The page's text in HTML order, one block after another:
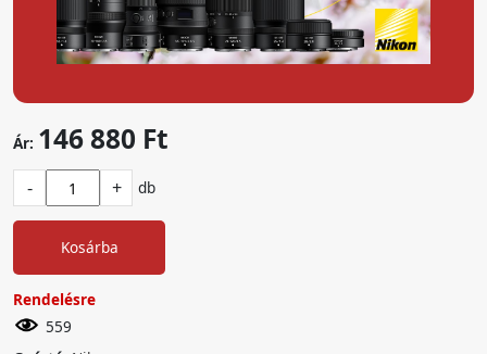
Ár: 146 880 Ft
- + db
Kosárba
Rendelésre
559